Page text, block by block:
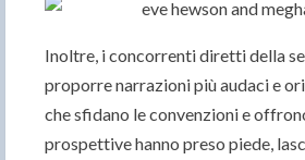
Inoltre, i concorrenti diretti della
proporre narrazioni più audaci e
che sfidano le convenzioni e
prospettive hanno preso piede,